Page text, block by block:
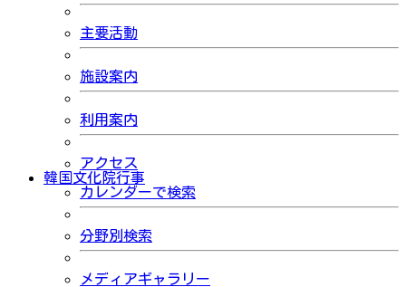
主要活動
施設案内
利用案内
アクセス
韓国文化院行事
カレンダーで検索
分野別検索
メディアギャラリー